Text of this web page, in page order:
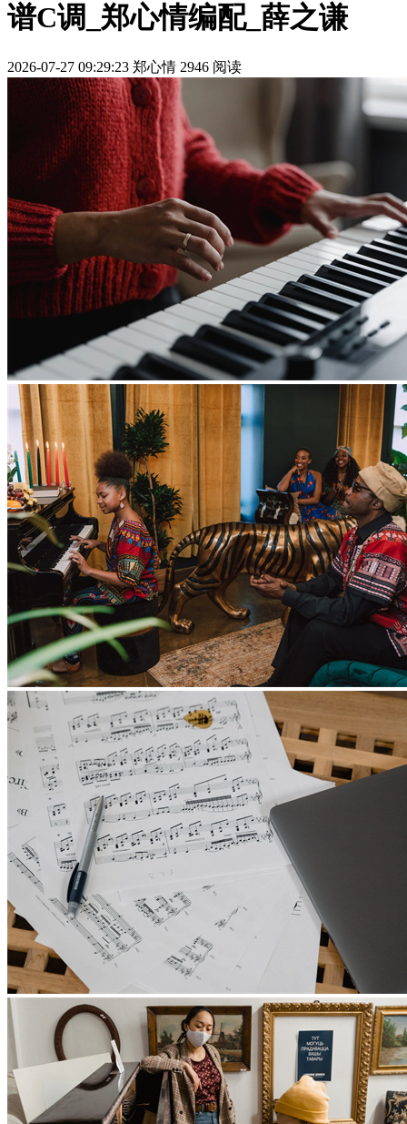
谱C调_郑心情编配_薛之谦
2026-07-27 09:29:23 郑心情 2946 阅读